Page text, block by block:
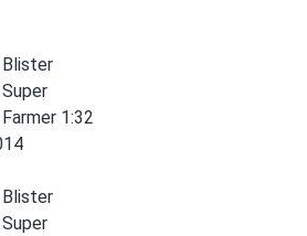
Blister
1:32
Blister